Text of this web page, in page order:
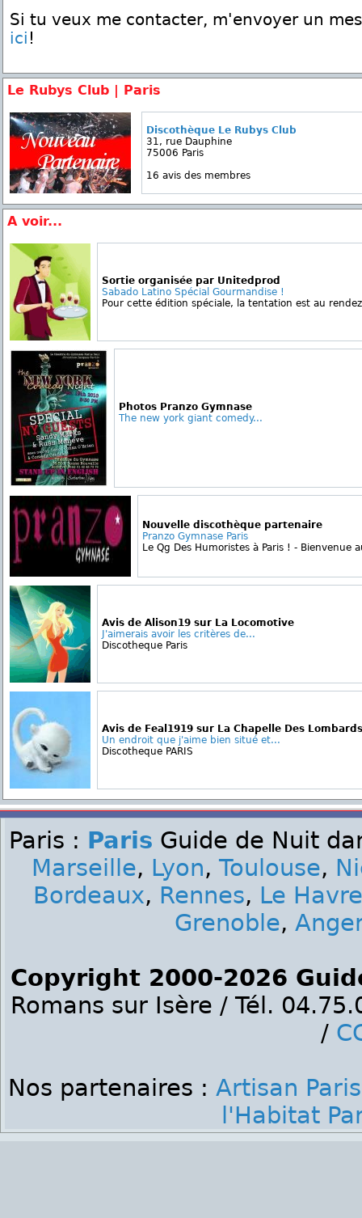
Si tu veux me contacter, m'envoyer un
ici !
Le Rubys Club | Paris
Discothèque Le Rubys Club
31, rue Dauphine
75006 Paris
16 avis des membres
A voir...
Sortie organisée par Unitedprod
Sabado Latino Spécial Gourmandise !
Pour cette édition spéciale, la tentation est au
Photos Pranzo Gymnase
The new york giant comedy...
Nouvelle discothèque partenaire
Pranzo Gymnase Paris
Le Qg Des Humoristes à Paris ! - Bienvenue
Avis de Alison19 sur La Locomotive
J'aimerais avoir les critères de...
Discotheque Paris
Avis de Feal1919 sur La Chapelle Des Lombards
Un endroit que j'aime bien situé et...
Discotheque PARIS
Paris : Paris Guide de Nuit
Marseille, Lyon, Toulouse,
Bordeaux, Rennes, Le Havre
Grenoble,
Copyright 2000-2026
Romans sur Isère / Tél.
/
Nos partenaires : Artisan Paris
l'Habitat